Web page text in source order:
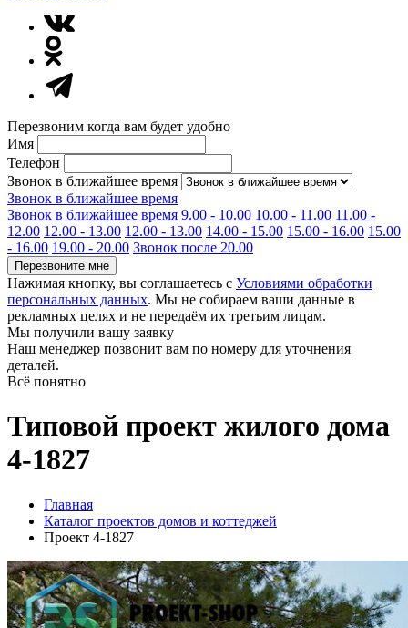
Перезвоним когда вам будет удобно
Имя
Телефон
Звонок в ближайшее время
Звонок в ближайшее время
Звонок в ближайшее время 9.00 - 10.00 10.00 - 11.00 11.00 -
12.00 12.00 - 13.00 12.00 - 13.00 14.00 - 15.00 15.00 - 16.00 15.00
- 16.00 19.00 - 20.00 Звонок после 20.00
Перезвоните мне
Нажимая кнопку, вы соглашаетесь с Условиями обработки
персональных данных. Мы не собираем ваши данные в
рекламных целях и не передаём их третьим лицам.
Мы получили вашу заявку
Наш менеджер позвонит вам по номеру для уточнения
деталей.
Всё понятно
Типовой проект жилого дома
4-1827
Главная
Каталог проектов домов и коттеджей
Проект 4-1827